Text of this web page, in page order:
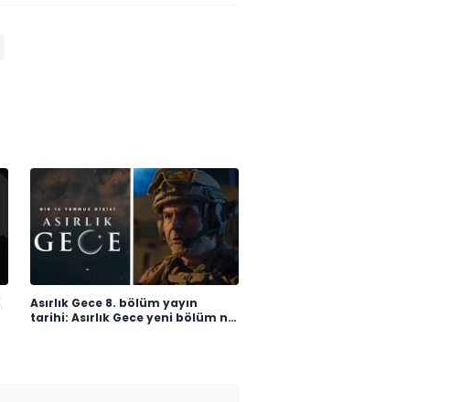
Asırlık Gece 8. bölüm yayın
tarihi: Asırlık Gece yeni bölüm ne